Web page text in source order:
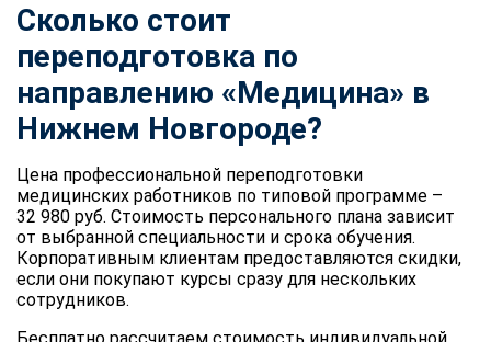
Сколько стоит
переподготовка по
направлению «Медицина» в
Нижнем Новгороде?
Цена профессиональной переподготовки
медицинских работников по типовой программе –
32 980 руб. Стоимость персонального плана зависит
от выбранной специальности и срока обучения.
Корпоративным клиентам предоставляются скидки,
если они покупают курсы сразу для нескольких
сотрудников.